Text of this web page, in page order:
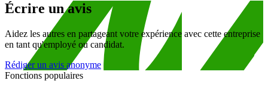
Écrire un avis
Aidez les autres en partageant votre expérience avec cette entreprise
en tant qu'employé ou candidat.
Rédiger un avis anonyme
Fonctions populaires